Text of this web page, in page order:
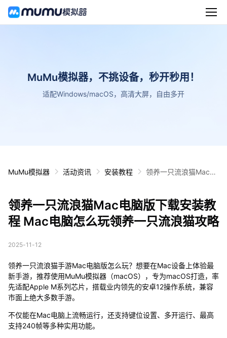
MuMu模拟器，不挑设备，秒开秒用！
适配Windows/macOS，高清大屏，自由多开
MuMu模拟器 活动资讯 安装教程
领养一只流浪猫Mac电
浪猫攻略
领养一只流浪猫Mac电脑版下载安装教
程 Mac电脑怎么玩领养一只流浪猫攻略
2025-11-12
领养一只流浪猫手游Mac电脑版怎么玩？想要在Mac设备上体验最
新手游，推荐使用MuMu模拟器（macOS），专为macOS打造，率
先适配Apple M系列芯片，搭载业内领先的安卓12操作系统，兼容
市面上绝大多数手游。
不仅能在Mac电脑上流畅运行，还支持键位设置、多开运行、最高
支持240帧等多种实用功能。